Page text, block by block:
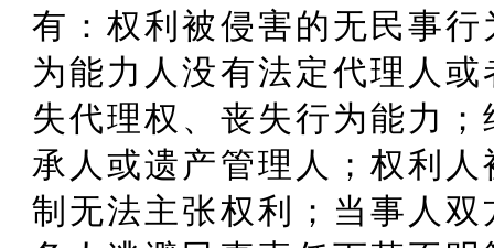
有：权利被侵害的无民事
为能力人没有法定代理人
失代理权、丧失行为能力
承人或遗产管理人；权利
制无法主张权利；当事人